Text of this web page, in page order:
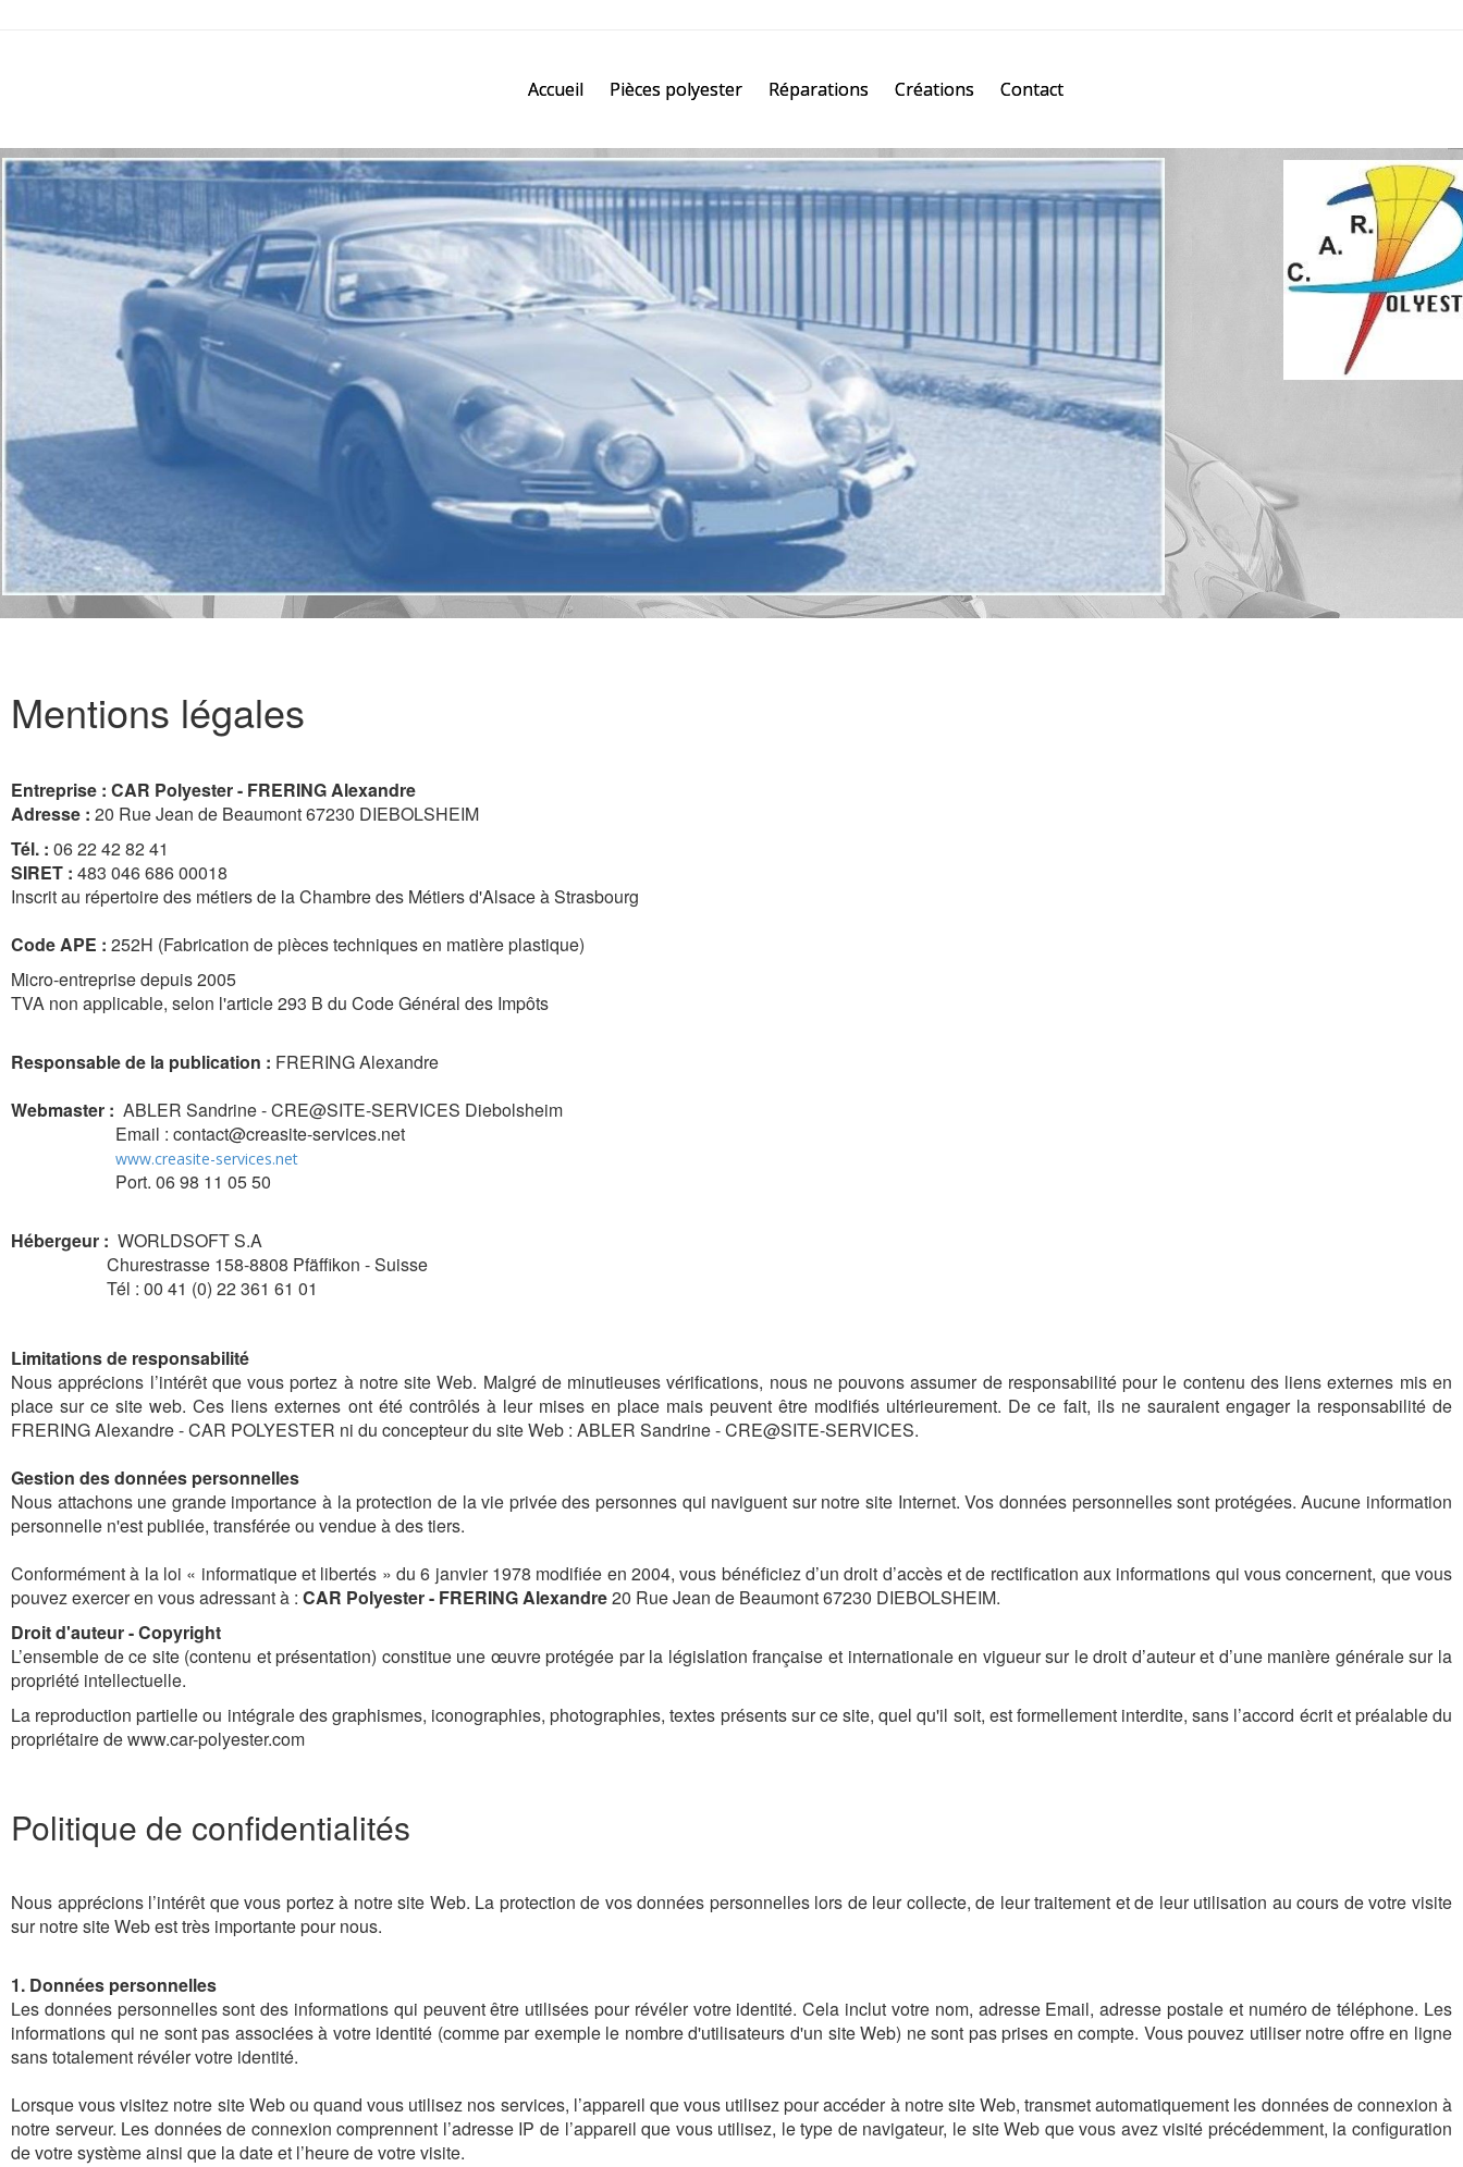
Accueil Pièces polyester Réparations Créations Contact
Mentions légales
Entreprise : CAR Polyester - FRERING Alexandre
Adresse : 20 Rue Jean de Beaumont 67230 DIEBOLSHEIM
Tél. : 06 22 42 82 41
SIRET : 483 046 686 00018
Inscrit au répertoire des métiers de la Chambre des Métiers d'Alsace à Strasbourg
Code APE : 252H (Fabrication de pièces techniques en matière plastique)
Micro-entreprise depuis 2005
TVA non applicable, selon l'article 293 B du Code Général des Impôts
Responsable de la publication : FRERING Alexandre
Webmaster : ABLER Sandrine - CRE@SITE-SERVICES Diebolsheim
Email : contact@creasite-services.net
www.creasite-services.net
Port. 06 98 11 05 50
Hébergeur : WORLDSOFT S.A
Churestrasse 158-8808 Pfäffikon - Suisse
Tél : 00 41 (0) 22 361 61 01
Limitations de responsabilité
Nous apprécions l’intérêt que vous portez à notre site Web. Malgré de minutieuses vérifications, nous ne pouvons assumer de responsabilité pour le contenu des liens externes mis en
place sur ce site web. Ces liens externes ont été contrôlés à leur mises en place mais peuvent être modifiés ultérieurement. De ce fait, ils ne sauraient engager la responsabilité de
FRERING Alexandre - CAR POLYESTER ni du concepteur du site Web : ABLER Sandrine - CRE@SITE-SERVICES.
Gestion des données personnelles
Nous attachons une grande importance à la protection de la vie privée des personnes qui naviguent sur notre site Internet. Vos données personnelles sont protégées. Aucune information
personnelle n'est publiée, transférée ou vendue à des tiers.
Conformément à la loi « informatique et libertés » du 6 janvier 1978 modifiée en 2004, vous bénéficiez d’un droit d’accès et de rectification aux informations qui vous concernent, que vous
pouvez exercer en vous adressant à : CAR Polyester - FRERING Alexandre20 Rue Jean de Beaumont 67230 DIEBOLSHEIM.
Droit d'auteur - Copyright
L’ensemble de ce site (contenu et présentation) constitue une œuvre protégée par la législation française et internationale en vigueur sur le droit d’auteur et d’une manière générale sur la
propriété intellectuelle.
La reproduction partielle ou intégrale des graphismes, iconographies, photographies, textes présents sur ce site, quel qu'il soit, est formellement interdite, sans l’accord écrit et préalable du
propriétaire de www.car-polyester.com
Politique de confidentialités
Nous apprécions l’intérêt que vous portez à notre site Web. La protection de vos données personnelles lors de leur collecte, de leur traitement et de leur utilisation au cours de votre visite
sur notre site Web est très importante pour nous.
1. Données personnelles
Les données personnelles sont des informations qui peuvent être utilisées pour révéler votre identité. Cela inclut votre nom, adresse Email, adresse postale et numéro de téléphone. Les
informations qui ne sont pas associées à votre identité (comme par exemple le nombre d'utilisateurs d'un site Web) ne sont pas prises en compte. Vous pouvez utiliser notre offre en ligne
sans totalement révéler votre identité.
Lorsque vous visitez notre site Web ou quand vous utilisez nos services, l’appareil que vous utilisez pour accéder à notre site Web, transmet automatiquement les données de connexion à
notre serveur. Les données de connexion comprennent l’adresse IP de l’appareil que vous utilisez, le type de navigateur, le site Web que vous avez visité précédemment, la configuration
de votre système ainsi que la date et l’heure de votre visite.